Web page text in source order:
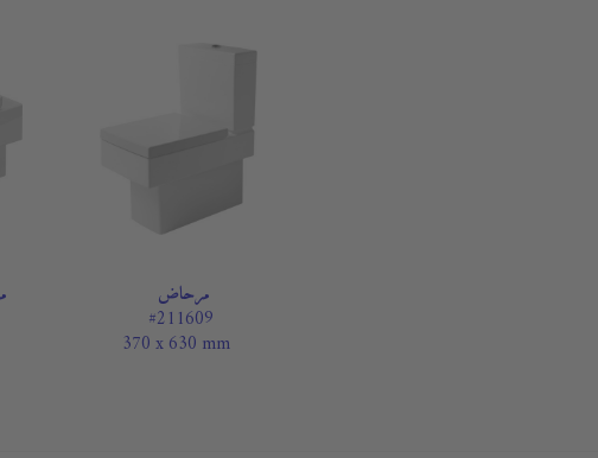
مرحاض
#211609
370 x 630 mm